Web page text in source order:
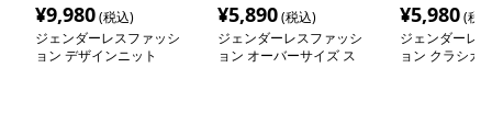
¥9,980(税込)
ジェンダーレスファッシ
ョン デザインニット
¥5,890(税込)
ジェンダーレスファッシ
ョン オーバーサイズ ス
¥5,980(税
ジェンダーレ
ョン クラシカ